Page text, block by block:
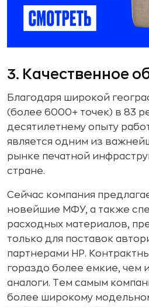
3. Качественное
Благодаря широкой
(более 6000+ точек) в 83
десятилетнему опыту
является одним из
рынке печатной
стране.
Сейчас компания
новейшие МФУ, а также
расходных материалов,
только для поставок
партнерами HP.
гораздо более емкие, чем
аналоги. Тем самым
более широкому